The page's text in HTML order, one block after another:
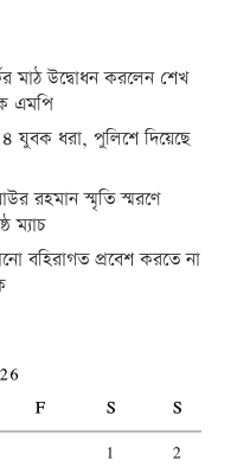
মাঠ উদ্বোধন করলেন শেখ
এমপি
যুবক ধরা, পুলিশে দিয়েছে
রহমান স্মৃতি স্মরণে
ম্যাচ
বহিরাগত প্রবেশ করতে না
F S
S
1
2